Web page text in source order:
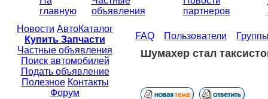
главную
объявления
партнеров
Новости АвтоКаталог
Купить Запчасти
Частные объявления
Поиск автомобилей
Подать объявление
Полезное Контакты
Форум
FAQ Пользователи
Шумахер стал